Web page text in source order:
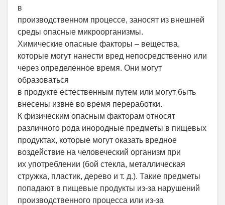
в
производственном процессе, заносят из внешней
среды опасные микроорганизмы.
Химические опасные факторы – вещества,
которые могут нанести вред непосредственно или
через определенное время. Они могут
образоваться
в продукте естественным путем или могут быть
внесены извне во время переработки.
К физическим опасным факторам относят
различного рода инородные предметы в пищевых
продуктах, которые могут оказать вредное
воздействие на человеческий организм при
их употреблении (бой стекла, металлическая
стружка, пластик, дерево и т. д.). Такие предметы
попадают в пищевые продукты из-за нарушений
производственного процесса или из-за